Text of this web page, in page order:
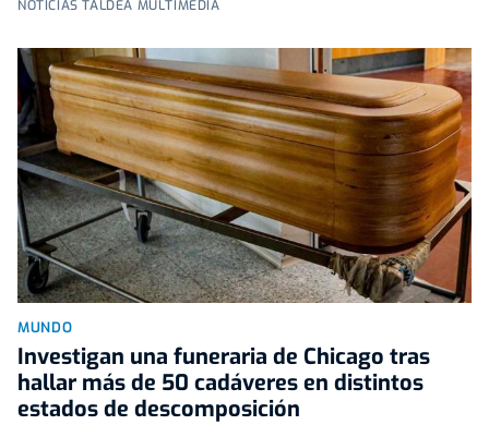
NOTICIAS TALDEA MULTIMEDIA
MUNDO
Investigan una funeraria de Chicago tras
hallar más de 50 cadáveres en distintos
estados de descomposición